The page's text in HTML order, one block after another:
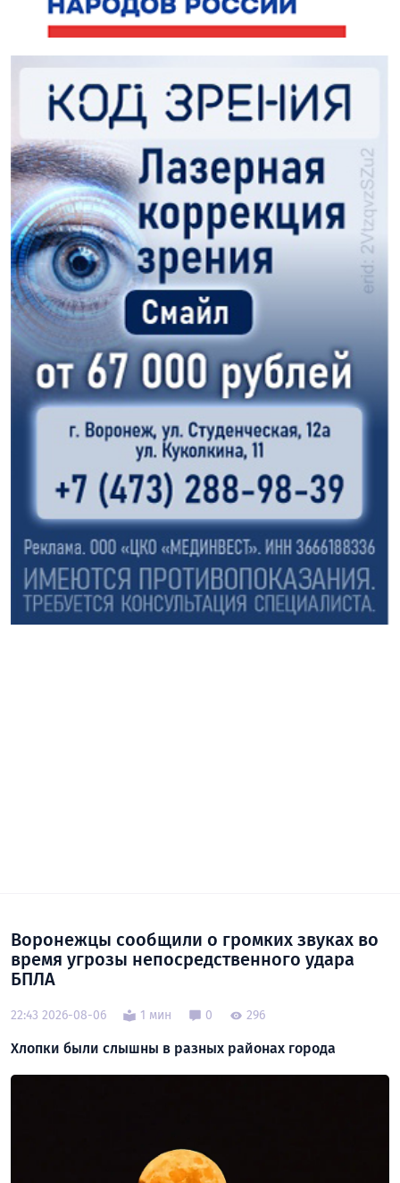
Воронежцы сообщили о громких звуках во
время угрозы непосредственного удара
БПЛА
22:43 2026-08-06 1 мин 0 296
Хлопки были слышны в разных районах города